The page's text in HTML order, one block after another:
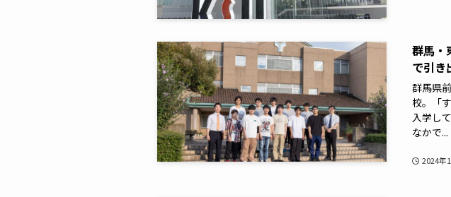
群馬・
で引き
群馬県
校。「
入学し
なかで...
2024年